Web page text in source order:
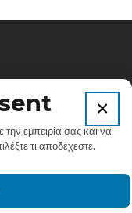
Παλαμά 2 &
Σάμος.
×
εμπειρία σας και να
τι αποδέχεστε.